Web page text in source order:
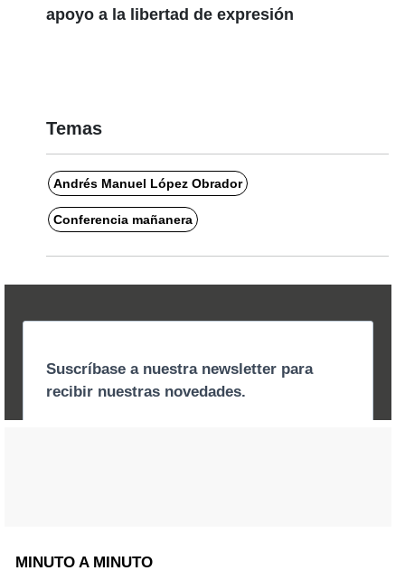
apoyo a la libertad de expresión
Temas
Andrés Manuel López Obrador
Conferencia mañanera
MINUTO A MINUTO